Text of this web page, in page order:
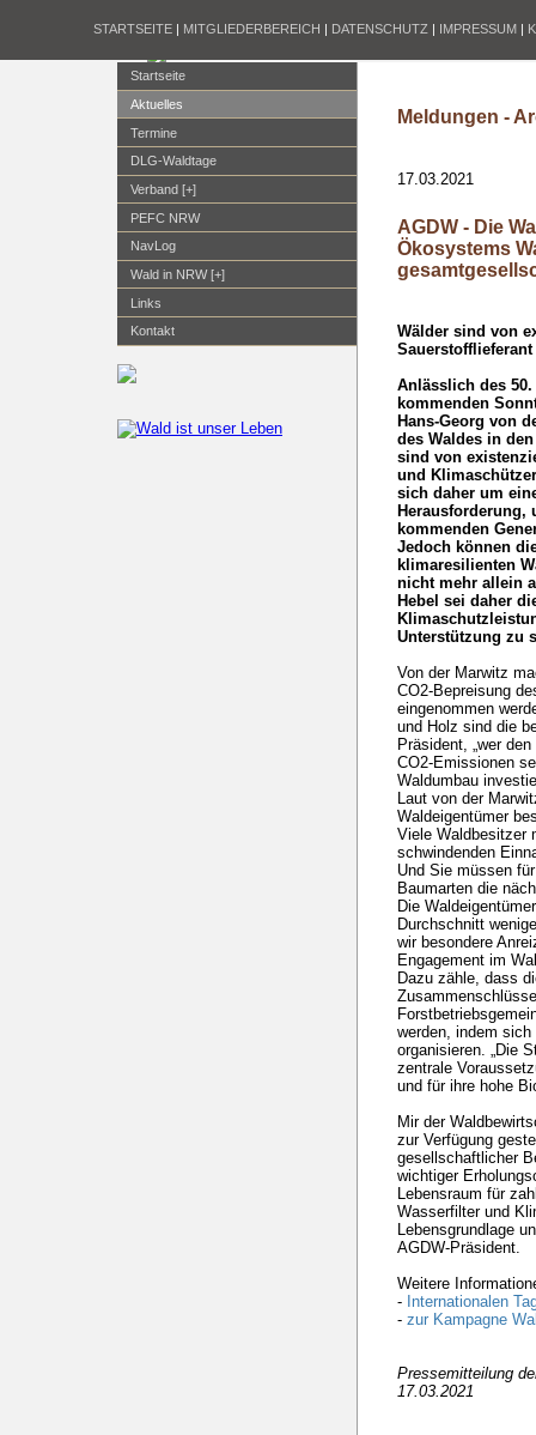
STARTSEITE | MITGLIEDERBEREICH | DATENSCHUTZ | IMPRESSUM |
Startseite
Aktuelles
Termine
DLG-Waldtage
Verband [+]
PEFC NRW
NavLog
Wald in NRW [+]
Links
Kontakt
Meldungen -
17.03.2021
AGDW - Die
Ökosystems
Wälder sind von
Anlässlich des
kommenden
Hans-Georg von
des Waldes in
sind von
und
sich daher um
Herausforderung,
kommenden
Jedoch können
klimaresilienten
nicht mehr allein
Hebel sei daher
Unterstützung zu
Von der Marwitz
CO2-Bepreisung
eingenommen
und Holz sind die
Präsident, „wer
CO2-Emissionen
Waldumbau
Laut von der
Waldeigentümer
Viele Waldbesitzer
schwindenden
Und Sie müssen
Baumarten die
Die
Durchschnitt
wir besondere
Engagement im
Dazu zähle, dass
werden, indem
organisieren. „Die
zentrale
und für ihre hohe
Mir der
zur Verfügung
gesellschaftlicher
wichtiger
Lebensraum für
Wasserfilter und
Lebensgrundlage
AGDW-Präsident.
Weitere
- Internationalen
-zur Kampagne
Pressemitteilung
17.03.2021